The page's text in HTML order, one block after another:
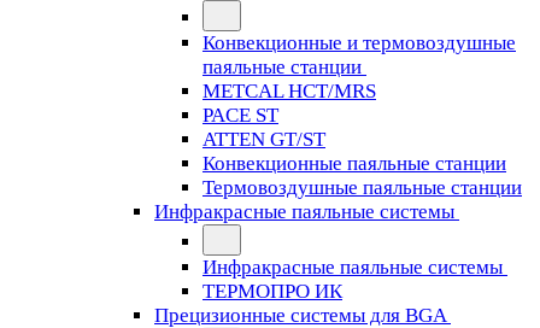
Конвекционные и термовоздушные
паяльные станции
METCAL HCT/MRS
PACE ST
ATTEN GT/ST
Конвекционные паяльные станции
Термовоздушные паяльные станции
Инфракрасные паяльные системы
Инфракрасные паяльные системы
ТЕРМОПРО ИК
Прецизионные системы для BGA